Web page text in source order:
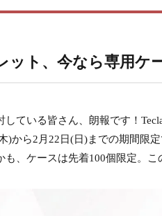
ット、今なら専用ケ
ている皆さん、朗報です！
)から2月22日(日)までの期間
、ケースは先着100個限定。こ